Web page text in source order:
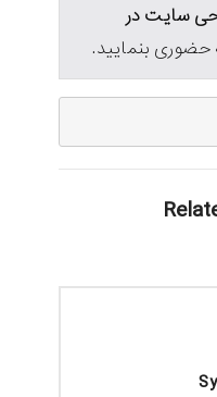
سایت در
حضوری بنمایید.